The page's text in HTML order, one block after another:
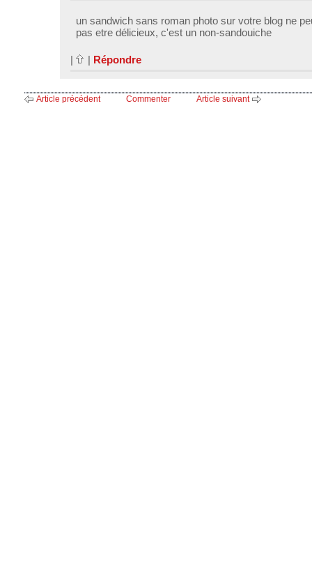
un sandwich sans roman photo sur votre blog ne
pas etre délicieux, c'est un non-sandouiche
| Répondre
Article précédent Commenter Article suivant